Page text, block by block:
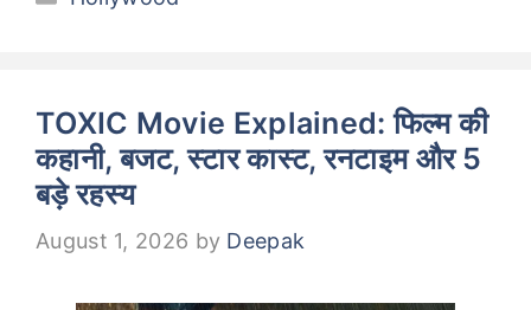
TOXIC Movie Explained: फिल्म की
कहानी, बजट, स्टार कास्ट, रनटाइम और 5
बड़े रहस्य
August 1, 2026 by Deepak